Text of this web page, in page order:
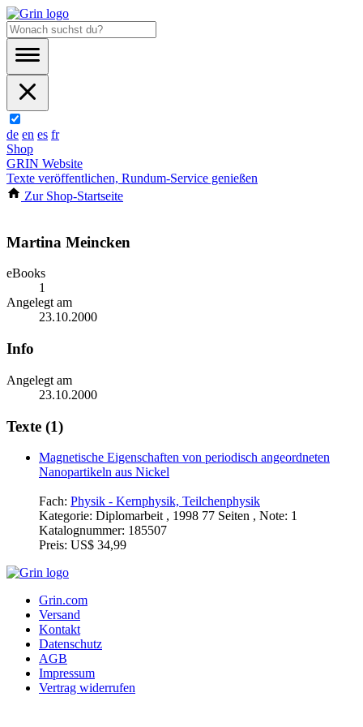
de en es fr
Shop
GRIN Website
Texte veröffentlichen, Rundum-Service genießen
Zur Shop-Startseite
Martina Meincken
eBooks
1
Angelegt am
23.10.2000
Info
Angelegt am
23.10.2000
Texte (1)
Magnetische Eigenschaften von periodisch angeordneten
Nanopartikeln aus Nickel
Fach: Physik - Kernphysik, Teilchenphysik
Kategorie: Diplomarbeit , 1998 77 Seiten , Note: 1
Katalognummer: 185507
Preis: US$ 34,99
Grin.com
Versand
Kontakt
Datenschutz
AGB
Impressum
Vertrag widerrufen